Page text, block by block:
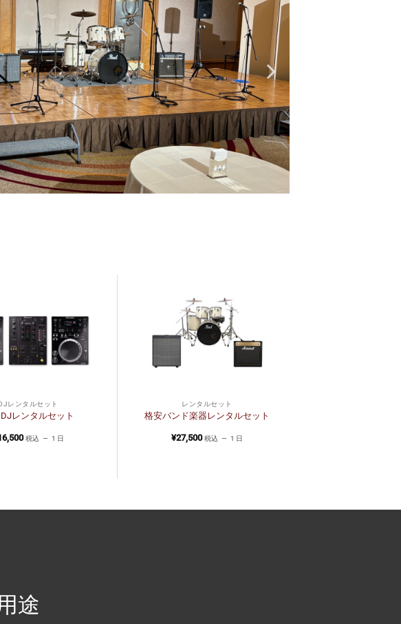
レンタルセット
レンタルセット
税込 1 日
レンタルセット
格安バンド楽器レンタルセット
¥27,500 税込 1 日
途